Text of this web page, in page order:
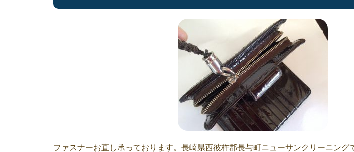
ファスナーお直し承っております。長崎県西彼杵郡長与町ニューサンクリーニング